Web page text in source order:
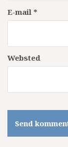
E-mail *
Websted